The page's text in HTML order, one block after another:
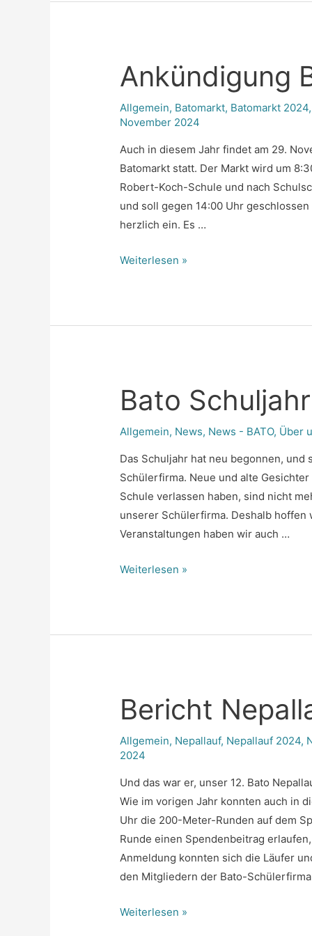
Ankündigung
Allgemein, Batomarkt, Batomarkt 2024
November 2024
Auch in diesem Jahr findet am 29.
Batomarkt statt. Der Markt wird um
Robert-Koch-Schule und nach
und soll gegen 14:00 Uhr
herzlich ein. Es …
Ankündigung
Weiterlesen »
Bato
Allgemein, News, News - BATO, Über
Das Schuljahr hat neu begonnen,
Schülerfirma. Neue und alte
Schule verlassen haben, sind nicht
unserer Schülerfirma. Deshalb
Veranstaltungen haben wir auch …
Bato
Weiterlesen »
Bericht
Allgemein, Nepallauf, Nepallauf 2024,
2024
Und das war er, unser 12. Bato
Wie im vorigen Jahr konnten auch in
Uhr die 200-Meter-Runden auf dem
Runde einen Spendenbeitrag
Anmeldung konnten sich die Läufer
den Mitgliedern der Bato-
Bericht
Weiterlesen »